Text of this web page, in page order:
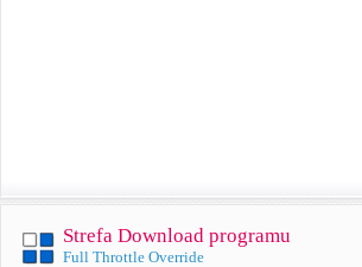
Strefa Download programu
Full Throttle Override